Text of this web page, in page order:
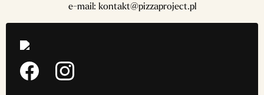
e-mail: kontakt@pizzaproject.pl